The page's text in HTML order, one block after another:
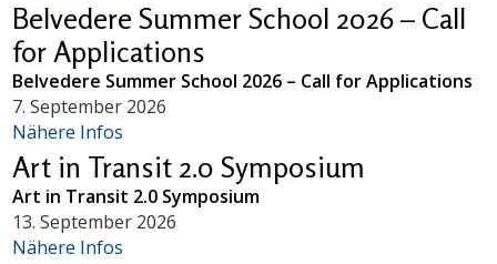
Belvedere Summer School 2026 – Call
for Applications
Belvedere Summer School 2026 – Call for Applications
7. September 2026
Nähere Infos
Art in Transit 2.0 Symposium
Art in Transit 2.0 Symposium
13. September 2026
Nähere Infos